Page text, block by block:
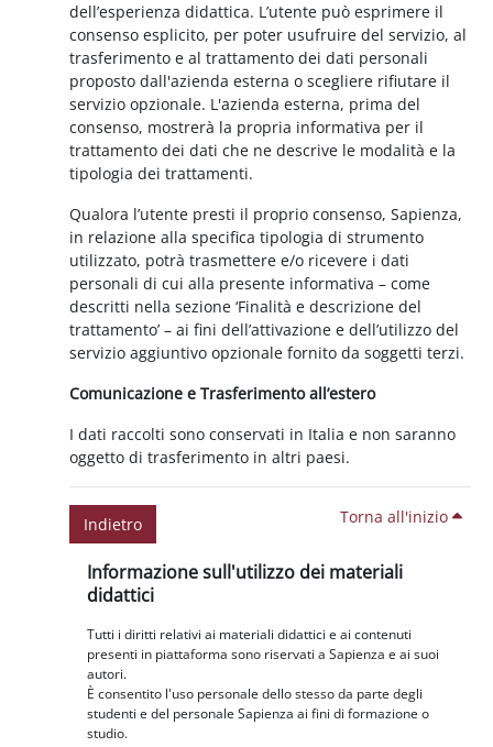
dell’esperienza didattica. L’utente può esprimere il
consenso esplicito, per poter usufruire del servizio, al
trasferimento e al trattamento dei dati personali
proposto dall'azienda esterna o scegliere rifiutare il
servizio opzionale. L'azienda esterna, prima del
consenso, mostrerà la propria informativa per il
trattamento dei dati che ne descrive le modalità e la
tipologia dei trattamenti.
Qualora l’utente presti il proprio consenso, Sapienza,
in relazione alla specifica tipologia di strumento
utilizzato, potrà trasmettere e/o ricevere i dati
personali di cui alla presente informativa – come
descritti nella sezione ‘Finalità e descrizione del
trattamento’ – ai fini dell’attivazione e dell’utilizzo del
servizio aggiuntivo opzionale fornito da soggetti terzi.
Comunicazione e Trasferimento all’estero
I dati raccolti sono conservati in Italia e non saranno
oggetto di trasferimento in altri paesi.
Indietro Torna all'inizio
Blocchi
Informazione sull'utilizzo dei materiali
didattici
Tutti i diritti relativi ai materiali didattici e ai contenuti
presenti in piattaforma sono riservati a Sapienza e ai suoi
autori.
È consentito l'uso personale dello stesso da parte degli
studenti e del personale Sapienza ai fini di formazione o
studio.